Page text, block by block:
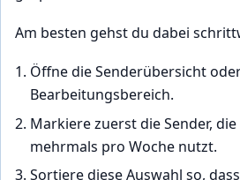
Am besten gehst du dabei
Öffne die Senderübersicht
Bearbeitungsbereich.
Markiere zuerst die Sender,
mehrmals pro Woche nutzt.
Sortiere diese Auswahl so,